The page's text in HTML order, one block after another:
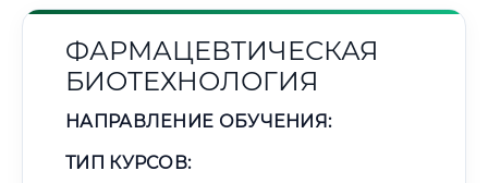
ФАРМАЦЕВТИЧЕСКАЯ
БИОТЕХНОЛОГИЯ
НАПРАВЛЕНИЕ ОБУЧЕНИЯ:
ТИП КУРСОВ: